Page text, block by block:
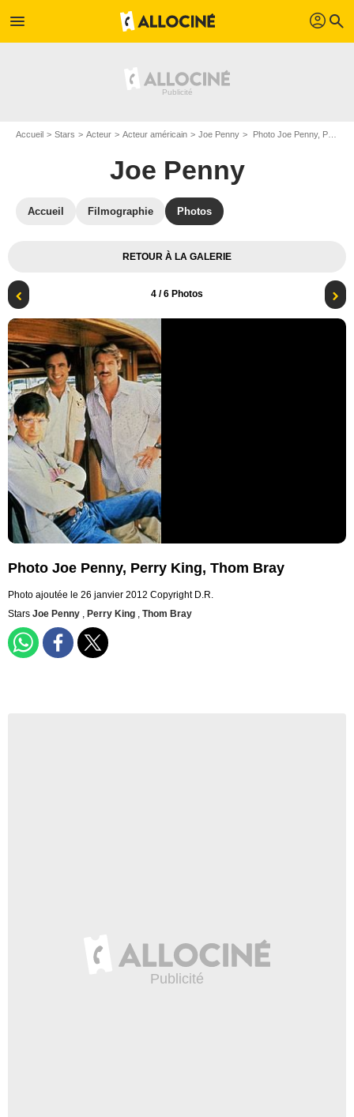
menu profil search
Accueil Stars Acteur Acteur américain Joe Penny Photo Joe Penny, Perry King, Thom Bray
Joe Penny
Accueil Filmographie Photos
RETOUR À LA GALERIE
4 / 6 Photos
Photo Joe Penny, Perry King, Thom Bray
Photo ajoutée le 26 janvier 2012 Copyright D.R.
Stars Joe Penny , Perry King , Thom Bray